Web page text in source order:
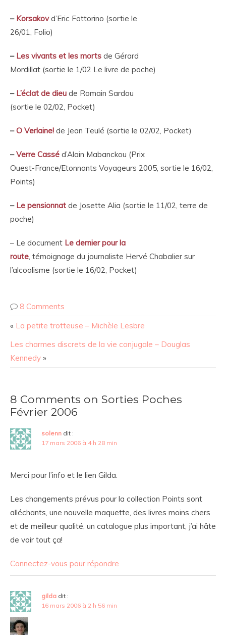
– Korsakov d’Eric Fottorino (sortie le
26/01, Folio)
– Les vivants et les morts de Gérard
Mordillat (sortie le 1/02 Le livre de poche)
– L’éclat de dieu de Romain Sardou
(sortie le 02/02, Pocket)
–O Verlaine! de Jean Teulé (sortie le 02/02, Pocket)
–Verre Cassé d’Alain Mabanckou (Prix
Ouest-France/Etonnants Voyageurs 2005, sortie le 16/02,
Points)
– Le pensionnat de Josette Alia (sortie le 11/02, terre de
poche)
– Le document Le dernier pour la
route, témoignage du journaliste Hervé Chabalier sur
l’alcoolisme (sortie le 16/02, Pocket)
8 Comments
« La petite trotteuse – Michèle Lesbre
Les charmes discrets de la vie conjugale – Douglas
Kennedy »
8 Comments on Sorties Poches
Février 2006
solenn dit :
17 mars 2006 à 4 h 28 min
Merci pour l’info et le lien Gilda.
Les changements prévus pour la collection Points sont
alléchants, une nouvelle maquette, des livres moins chers
et de meilleur qualité, un catalogue plus important, j’ai hâte
de voir tout ça!
Connectez-vous pour répondre
gilda dit :
16 mars 2006 à 2 h 56 min